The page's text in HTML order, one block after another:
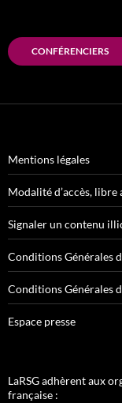
CONFÉRENCIERS
Mentions légales
Modalité d’accès, libre
Signaler un contenu
Conditions Générales
Conditions Générales
Espace presse
LaRSG adhèrent aux
française :